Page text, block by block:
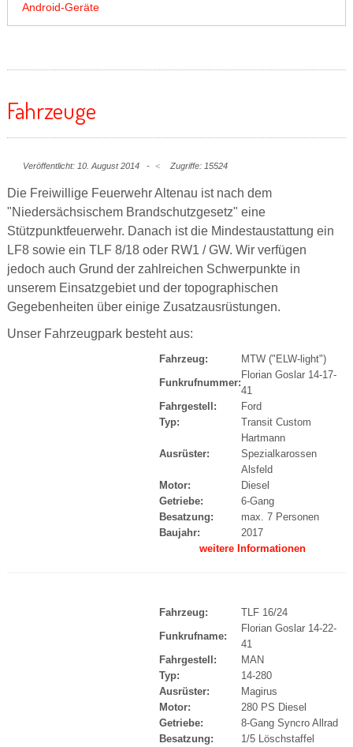
Android-Geräte
Fahrzeuge
Veröffentlicht: 10. August 2014 Zugriffe: 15524
Die Freiwillige Feuerwehr Altenau ist nach dem
"Niedersächsischem Brandschutzgesetz" eine
Stützpunktfeuerwehr. Danach ist die Mindestaustattung ein
LF8 sowie ein TLF 8/18 oder RW1 / GW. Wir verfügen
jedoch auch Grund der zahlreichen Schwerpunkte in
unserem Einsatzgebiet und der topographischen
Gegebenheiten über einige Zusatzausrüstungen.
Unser Fahrzeugpark besteht aus:
Fahrzeug:
MTW ("ELW-light")
Funkrufnummer:
Florian Goslar 14-17-
41
Fahrgestell:
Ford
Typ:
Transit Custom
Ausrüster:
Hartmann
Spezialkarossen
Alsfeld
Motor:
Diesel
Getriebe:
6-Gang
Besatzung:
max. 7 Personen
Baujahr:
2017
weitere Informationen
Fahrzeug:
TLF 16/24
Funkrufname:
Florian Goslar 14-22-
41
Fahrgestell:
MAN
Typ:
14-280
Ausrüster:
Magirus
Motor:
280 PS Diesel
Getriebe:
8-Gang Syncro Allrad
Besatzung:
1/5 Löschstaffel